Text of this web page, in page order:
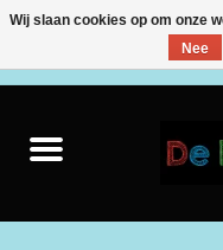
Wij slaan cookies op om onze
Nee